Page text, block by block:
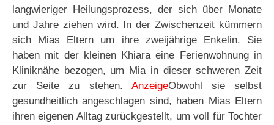
langwieriger Heilungsprozess, der sich über Monate
und Jahre ziehen wird. In der Zwischenzeit kümmern
sich Mias Eltern um ihre zweijährige Enkelin. Sie
haben mit der kleinen Khiara eine Ferienwohnung in
Kliniknähe bezogen, um Mia in dieser schweren Zeit
zur Seite zu stehen. AnzeigeObwohl sie selbst
gesundheitlich angeschlagen sind, haben Mias Eltern
ihren eigenen Alltag zurückgestellt, um voll für Tochter